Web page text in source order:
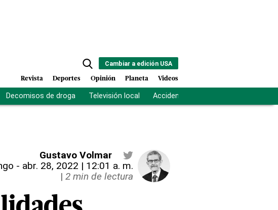
Cambiar a edición USA
Revista Deportes Opinión Planeta Videos
Decomisos de droga Televisión local Accidente Los Ríos
Gustavo Volmar
- abr. 28, 2022 | 12:01 a. m.
| 2 min de lectura